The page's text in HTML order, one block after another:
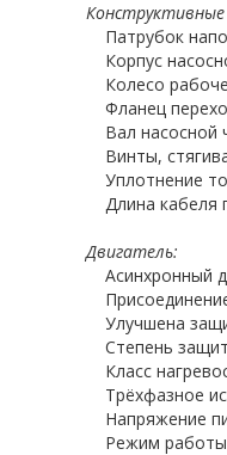
Патрубок
Корпус
Колесо
Фланец
Вал насосной
Винты,
Уплотнение
Длина кабеля
Двигатель:
Асинхронный
Улучшена
Степень
Класс
Трёхфазное
Напряжение
Режим